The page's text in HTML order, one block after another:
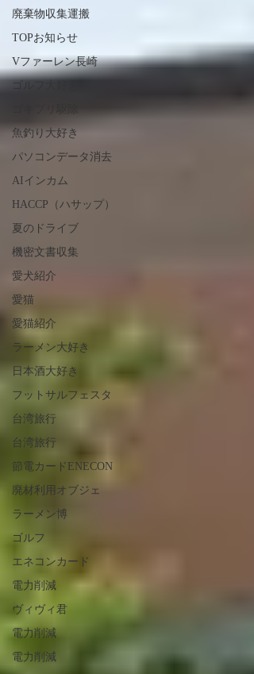
廃棄物収集運搬
TOPお知らせ
Vファーレン長崎
ゴルフ大好き
魚釣り大好き
パソコンデータ消去
AIインカム
HACCP（ハサップ）
夏のドライブ
機密文書収集
愛犬紹介
愛猫
愛猫紹介
ラーメン大好き
日本酒大好き
フットサルフェスタ
台湾旅行
台湾旅行
節電カードENECON
廃材利用オブジェ
ラーメン博
ゴルフ
エネコンカード
電力削減
ヴィヴィ君
電力削減
電力削減